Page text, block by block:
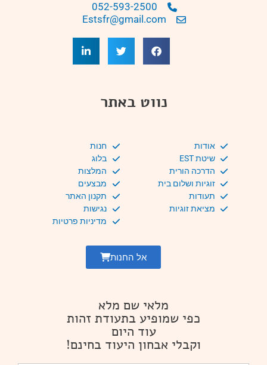
052-593-2500
Estsfr@gmail.com
נווט באתר
אודות
שיטת EST
הדרכה הורית
זוגיות ושלום בית
תעודות
מציאת זוגיות
חנות
בלוג
המלצות
מבצעים
תקנון האתר
נגישות
מדיניות פרטיות
אל החנות
מלאי שם מלא
כפי שמופיע בתעודת זהות
עוד היום
וקבלי אבחון היעוד בחינם!